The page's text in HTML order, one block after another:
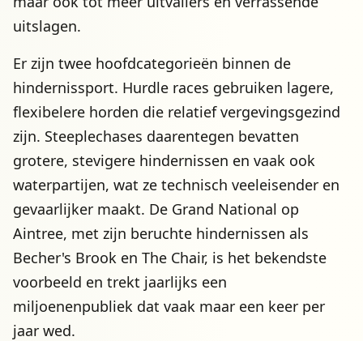
uitslagen.
Er zijn twee hoofdcategorieën binnen de
hindernissport. Hurdle races gebruiken lagere,
flexibelere horden die relatief vergevingsgezind
zijn. Steeplechases daarentegen bevatten
grotere, stevigere hindernissen en vaak ook
waterpartijen, wat ze technisch veeleisender en
gevaarlijker maakt. De Grand National op
Aintree, met zijn beruchte hindernissen als
Becher's Brook en The Chair, is het bekendste
voorbeeld en trekt jaarlijks een
miljoenenpubliek dat vaak maar een keer per
jaar wed.